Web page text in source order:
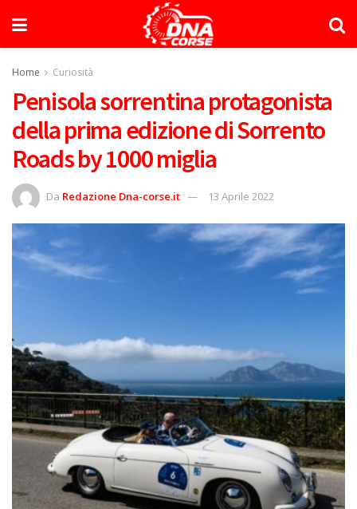
Home Curiosità
Penisola sorrentina protagonista
della prima edizione di Sorrento
Roads by 1000 miglia
Da Redazione Dna-corse.it 13 Aprile 2022